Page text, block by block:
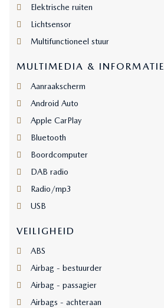
Elektrische ruiten
Lichtsensor
Multifunctioneel stuur
MULTIMEDIA & INFORMATIE
Aanraakscherm
Android Auto
Apple CarPlay
Bluetooth
Boordcomputer
DAB radio
Radio/mp3
USB
VEILIGHEID
ABS
Airbag - bestuurder
Airbag - passagier
Airbags - achteraan